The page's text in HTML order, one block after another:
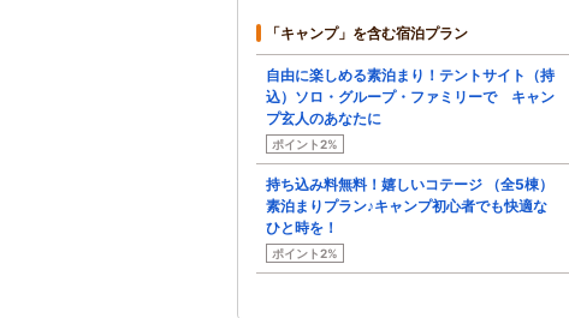
「キャンプ」を含む宿泊プラン
自由に楽しめる素泊まり！テントサイト（持
込）ソロ・グループ・ファミリーで キャン
プ玄人のあなたに
ポイント2%
持ち込み料無料！嬉しいコテージ （全5棟）
素泊まりプラン♪キャンプ初心者でも快適な
ひと時を！
ポイント2%